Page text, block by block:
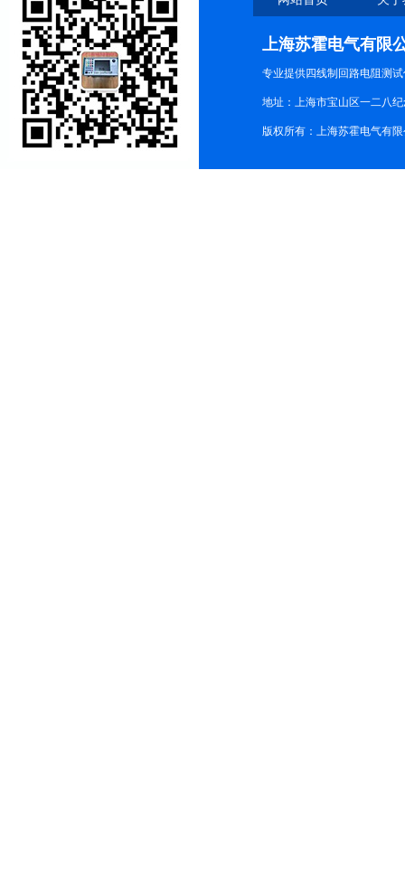
上海苏霍电气有限
专业提供四线制回路电阻测
地址：上海市宝山区一二八纪
版权所有：上海苏霍电气有